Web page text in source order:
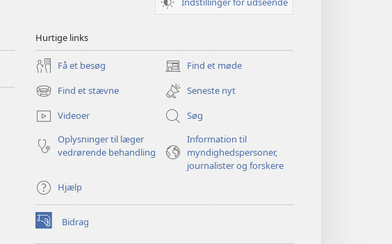
Hurtige links
Få et besøg Find et møde
(åbner
nyt
vindue)
Find et stævne
(åbner
nyt
vindue)
Seneste nyt
Videoer
Søg
Oplysninger til læger
vedrørende behandling
Information til
myndighedspersoner,
journalister og forskere
Hjælp
Bidrag
(åbner
nyt